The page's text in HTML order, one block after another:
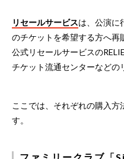
リセールサービスは、公演に
のチケットを希望する方へ再
公式リセールサービスの
チケット流通センターなどの
ここでは、それぞれの購入方
す。